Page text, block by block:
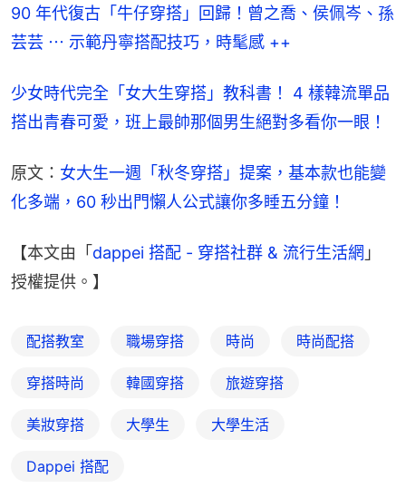
90 年代復古「牛仔穿搭」回歸！曾之喬、侯佩岑、孫
芸芸 ⋯ 示範丹寧搭配技巧，時髦感 ++
少女時代完全「女大生穿搭」教科書！ 4 樣韓流單品
搭出青春可愛，班上最帥那個男生絕對多看你一眼！
原文： 女大生一週「秋冬穿搭」提案，基本款也能變
化多端，60 秒出門懶人公式讓你多睡五分鐘！
【本文由「dappei 搭配 - 穿搭社群 & 流行生活網 」
授權提供。】
配搭教室 職場穿搭 時尚 時尚配搭
穿搭時尚 韓國穿搭 旅遊穿搭
美妝穿搭 大學生 大學生活
Dappei 搭配